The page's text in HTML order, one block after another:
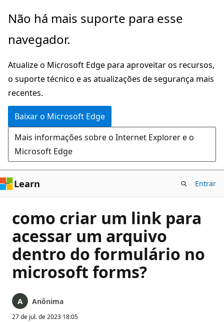
Pular
o
principal
Não há mais suporte para esse
navegador.
Atualize o Microsoft Edge para aproveitar os recursos,
o suporte técnico e as atualizações de segurança mais
recentes.
Baixar o Microsoft Edge
Mais informações sobre o Internet Explorer e o
Microsoft Edge
Learn Entrar
como criar um link para
acessar um arquivo
dentro do formulário no
microsoft forms?
Anônima
27 de jul. de 2023 18:05